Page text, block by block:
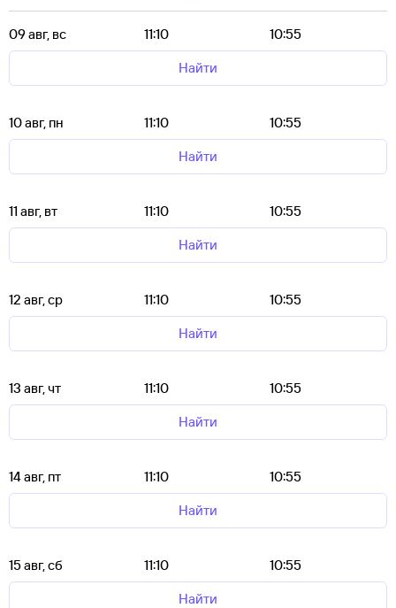
09 авг, вс 11:10
10:55
Найти
10 авг, пн 11:10
10:55
Найти
11 авг, вт 11:10
10:55
Найти
12 авг, ср 11:10
10:55
Найти
13 авг, чт 11:10
10:55
Найти
14 авг, пт 11:10
10:55
Найти
15 авг, сб 11:10
10:55
Найти